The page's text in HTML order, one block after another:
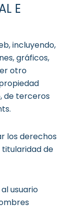
E
incluyendo,
gráficos,
otro
de terceros
los derechos
de
usuario